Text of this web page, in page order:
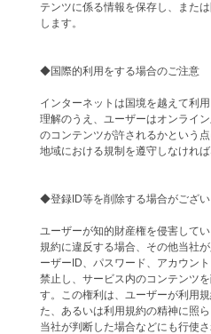
テンツに係る情報を保存し、また
します。
◆国際的利用をする場合のご注意
インターネットは国境を越えて利
理解のうえ、ユーザーはオンライ
のコンテンツが許されるかという
地域における規制を遵守しなければ
◆登録ID等を削除する場合がござ
ユーザーが知的財産権を侵害して
規約に違反する場合、その他当社
ーザーID、パスワード、アカウン
禁止し、サービス内のコンテンツ
す。この権利は、ユーザーが利用
た、あるいは利用規約の精神に照
当社が判断した場合などにも行使